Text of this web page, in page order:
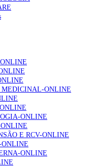
Forense. “Da urgência ao
do Podcast “Frequência
de utentes podem ficar
MEDICINAL-ONLINE
ONLINE
E RCV-ONLINE
ONLINE
ONLINE